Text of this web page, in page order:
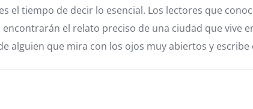
el tiempo de decir lo esencial. Los lectores que
el relato preciso de una ciudad que vive
alguien que mira con los ojos muy abiertos y